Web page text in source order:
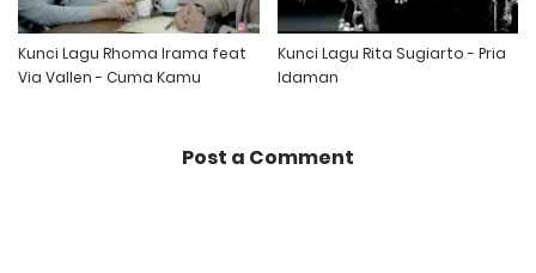
Kunci Lagu Rhoma Irama feat
Via Vallen - Cuma Kamu
Kunci Lagu Rita Sugiarto - Pria
Idaman
Post a Comment